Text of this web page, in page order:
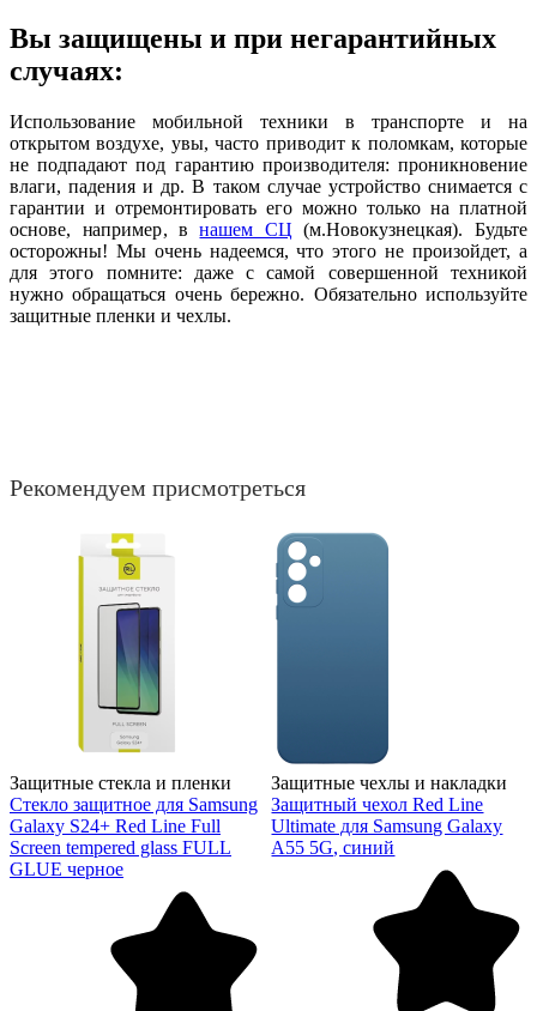
Вы защищены и при негарантийных
случаях:
Использование мобильной техники в транспорте и на
открытом воздухе, увы, часто приводит к поломкам, которые
не подпадают под гарантию производителя: проникновение
влаги, падения и др. В таком случае устройство снимается с
гарантии и отремонтировать его можно только на платной
основе, например, внашем СЦ (м.Новокузнецкая). Будьте
осторожны! Мы очень надеемся, что этого не произойдет, а
для этого помните: даже с самой совершенной техникой
нужно обращаться очень бережно. Обязательно используйте
защитные пленки и чехлы.
Рекомендуем присмотреться
Защитные стекла и пленки
Стекло защитное для Samsung
Galaxy S24+ Red Line Full
Screen tempered glass FULL
GLUE черное
Защитные чехлы и накладки
Защитный чехол Red Line
Ultimate для Samsung Galaxy
A55 5G, синий